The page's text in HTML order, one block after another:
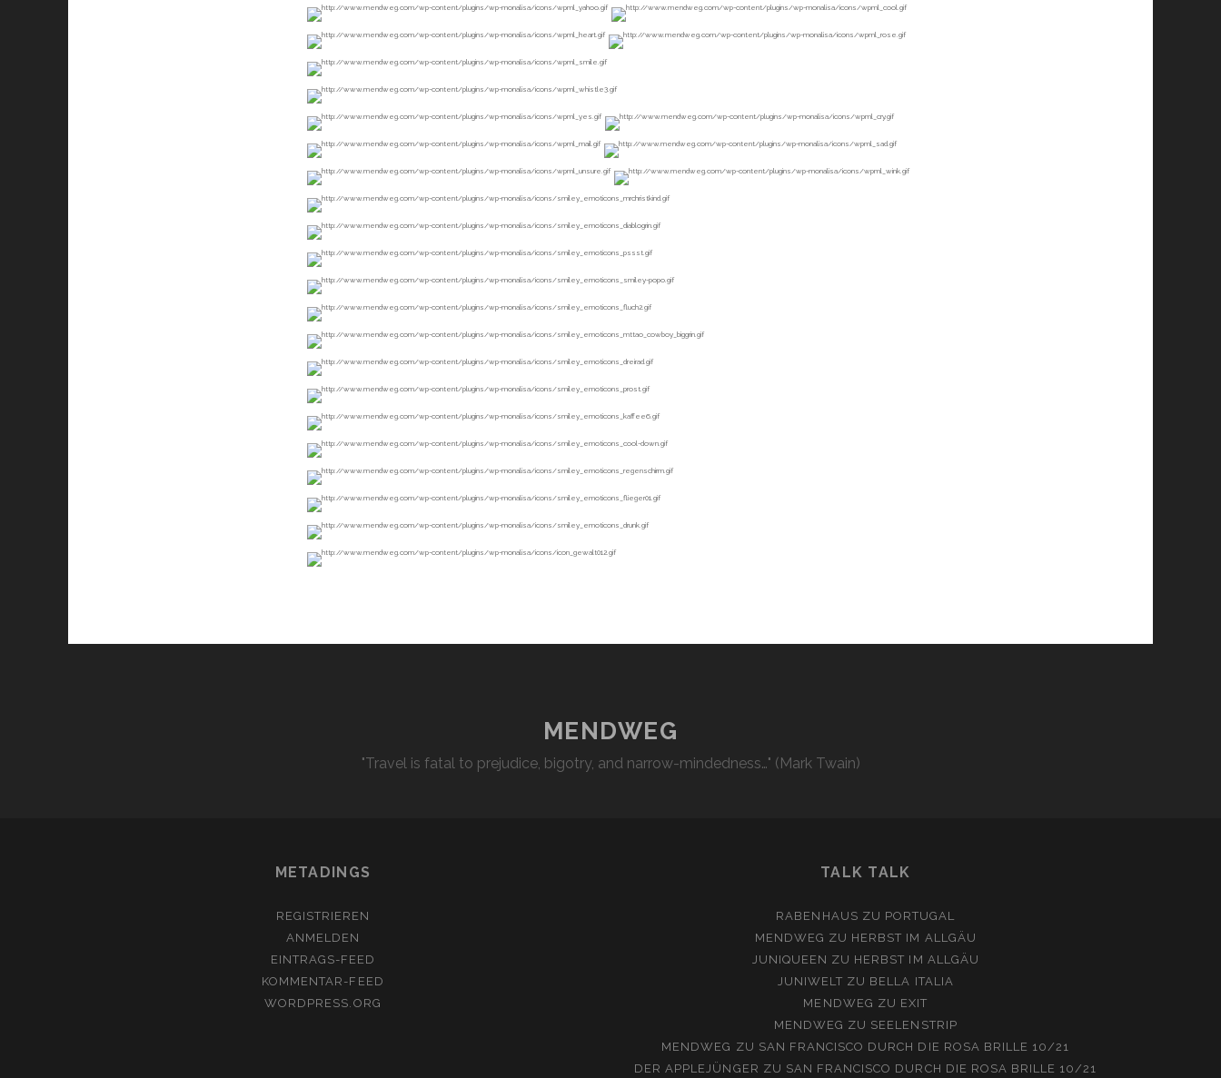
MENDWEG
"Travel is fatal to prejudice, bigotry, and narrow-mindedness…" (Mark Twain)
METADINGS
REGISTRIEREN
ANMELDEN
EINTRAGS-FEED
KOMMENTAR-FEED
WORDPRESS.ORG
TALK TALK
RABENHAUS ZU PORTUGAL
MENDWEG ZU HERBST IM ALLGÄU
JUNIQUEEN ZU HERBST IM ALLGÄU
JUNIWELT ZU BELLA ITALIA
MENDWEG ZU EXIT
MENDWEG ZU SEELENSTRIP
MENDWEG ZU SAN FRANCISCO DURCH DIE ROSA BRILLE 10/21
DER APPLEJÜNGER ZU SAN FRANCISCO DURCH DIE ROSA BRILLE 10/21